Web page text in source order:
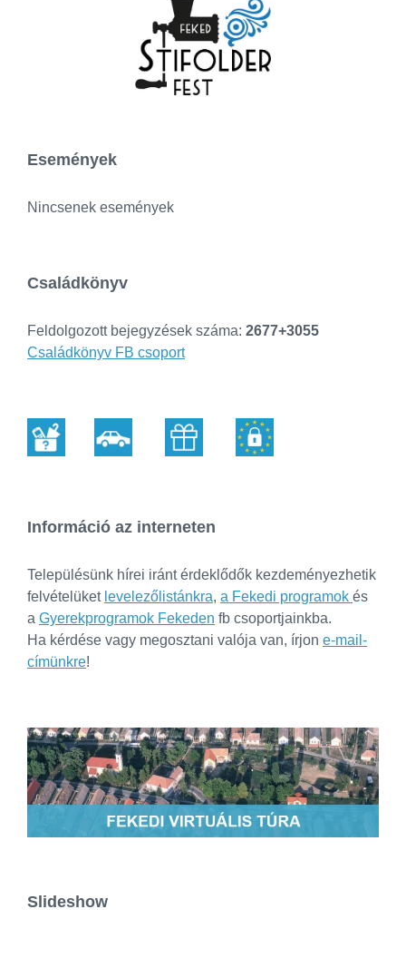
Események
Nincsenek események
Családkönyv
Feldolgozott bejegyzések száma: 2677+3055
Családkönyv FB csoport
Információ az interneten
Településünk hírei iránt érdeklődők kezdeményezhetik
felvételüket levelezőlistánkra, a Fekedi programok és
a Gyerekprogramok Fekeden fb csoportjainkba.
Ha kérdése vagy megosztani valója van, írjon e-mail-
címünkre!
Slideshow